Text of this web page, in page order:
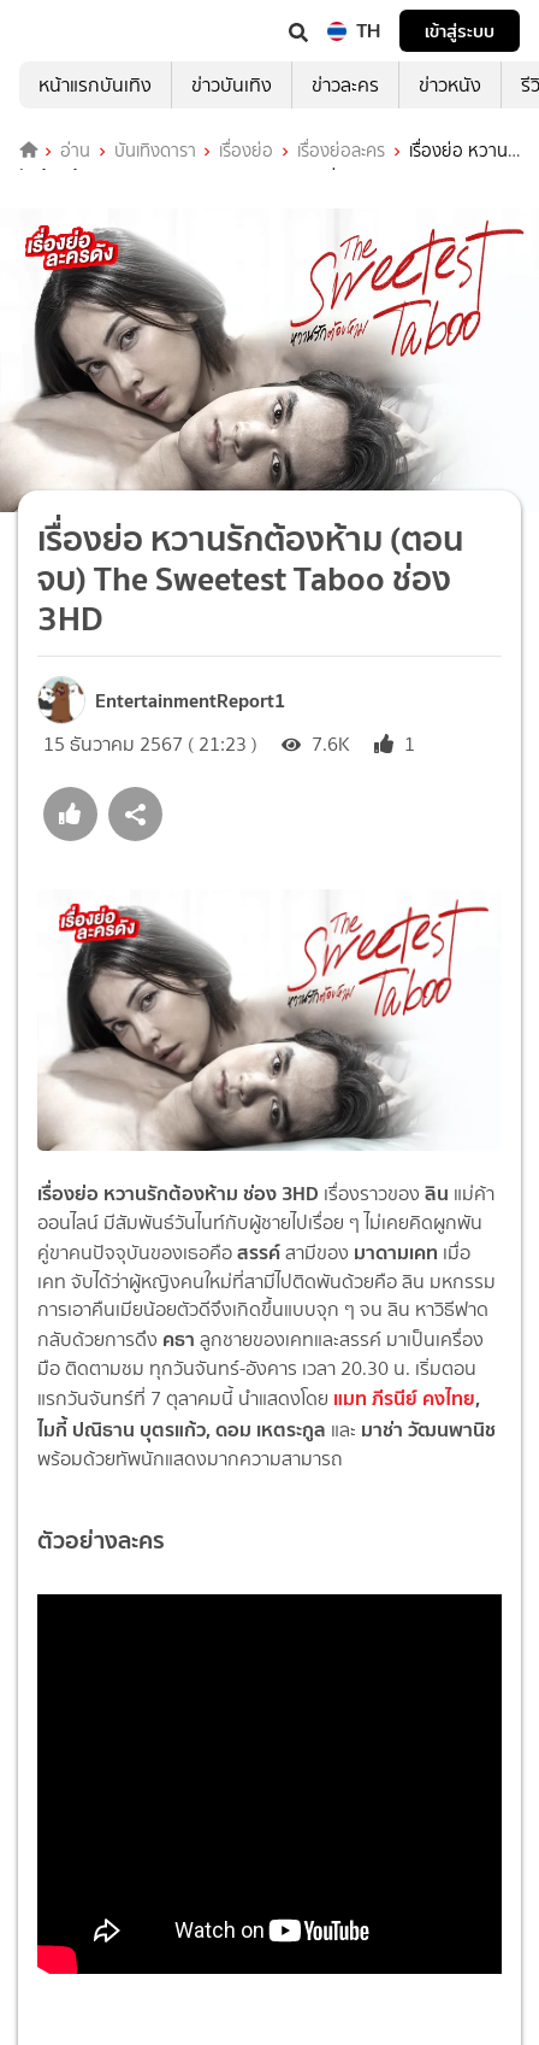
TH
เข้าสู่ระบบ
หน้าแรกบันเทิง
ข่าวบันเทิง ข่าวละคร ข่าวหนัง รี
อ่าน บันเทิงดารา เรื่องย่อ เรื่องย่อละคร
เรื่องย่อ หวาน
รักต้องห้าม (ตอนจบ) The Sweetest Taboo ช่อง 3HD
เรื่องย่อ หวานรักต้องห้าม (ตอน
จบ) The Sweetest Taboo ช่อง
3HD
EntertainmentReport1
15 ธันวาคม 2567 ( 21:23 ) 7.6K 1
เรื่องย่อ หวานรักต้องห้าม ช่อง 3HD เรื่องราวของ ลิน แม่ค้า
ออนไลน์ มีสัมพันธ์วันไนท์กับผู้ชายไปเรื่อย ๆ ไม่เคยคิดผูกพัน
คู่ขาคนปัจจุบันของเธอคือสรรค์สามีของ มาดามเคท เมื่อ
เคท จับได้ว่าผู้หญิงคนใหม่ที่สามีไปติดพันด้วยคือ ลิน มหกรรม
การเอาคืนเมียน้อยตัวดีจึงเกิดขึ้นแบบจุก ๆ จน ลิน หาวิธีฟาด
กลับด้วยการดึง คธา ลูกชายของเคทและสรรค์ มาเป็นเครื่อง
มือ ติดตามชม ทุกวันจันทร์-อังคาร เวลา 20.30 น. เริ่มตอน
แรกวันจันทร์ที่ 7 ตุลาคมนี้ นำแสดงโดย แมท ภีรนีย์ คงไทย,
ไมกี้ ปณิธาน บุตรแก้ว, ดอม เหตระกูล และ มาช่า วัฒนพานิช
พร้อมด้วยทัพนักแสดงมากความสามารถ
ตัวอย่างละคร